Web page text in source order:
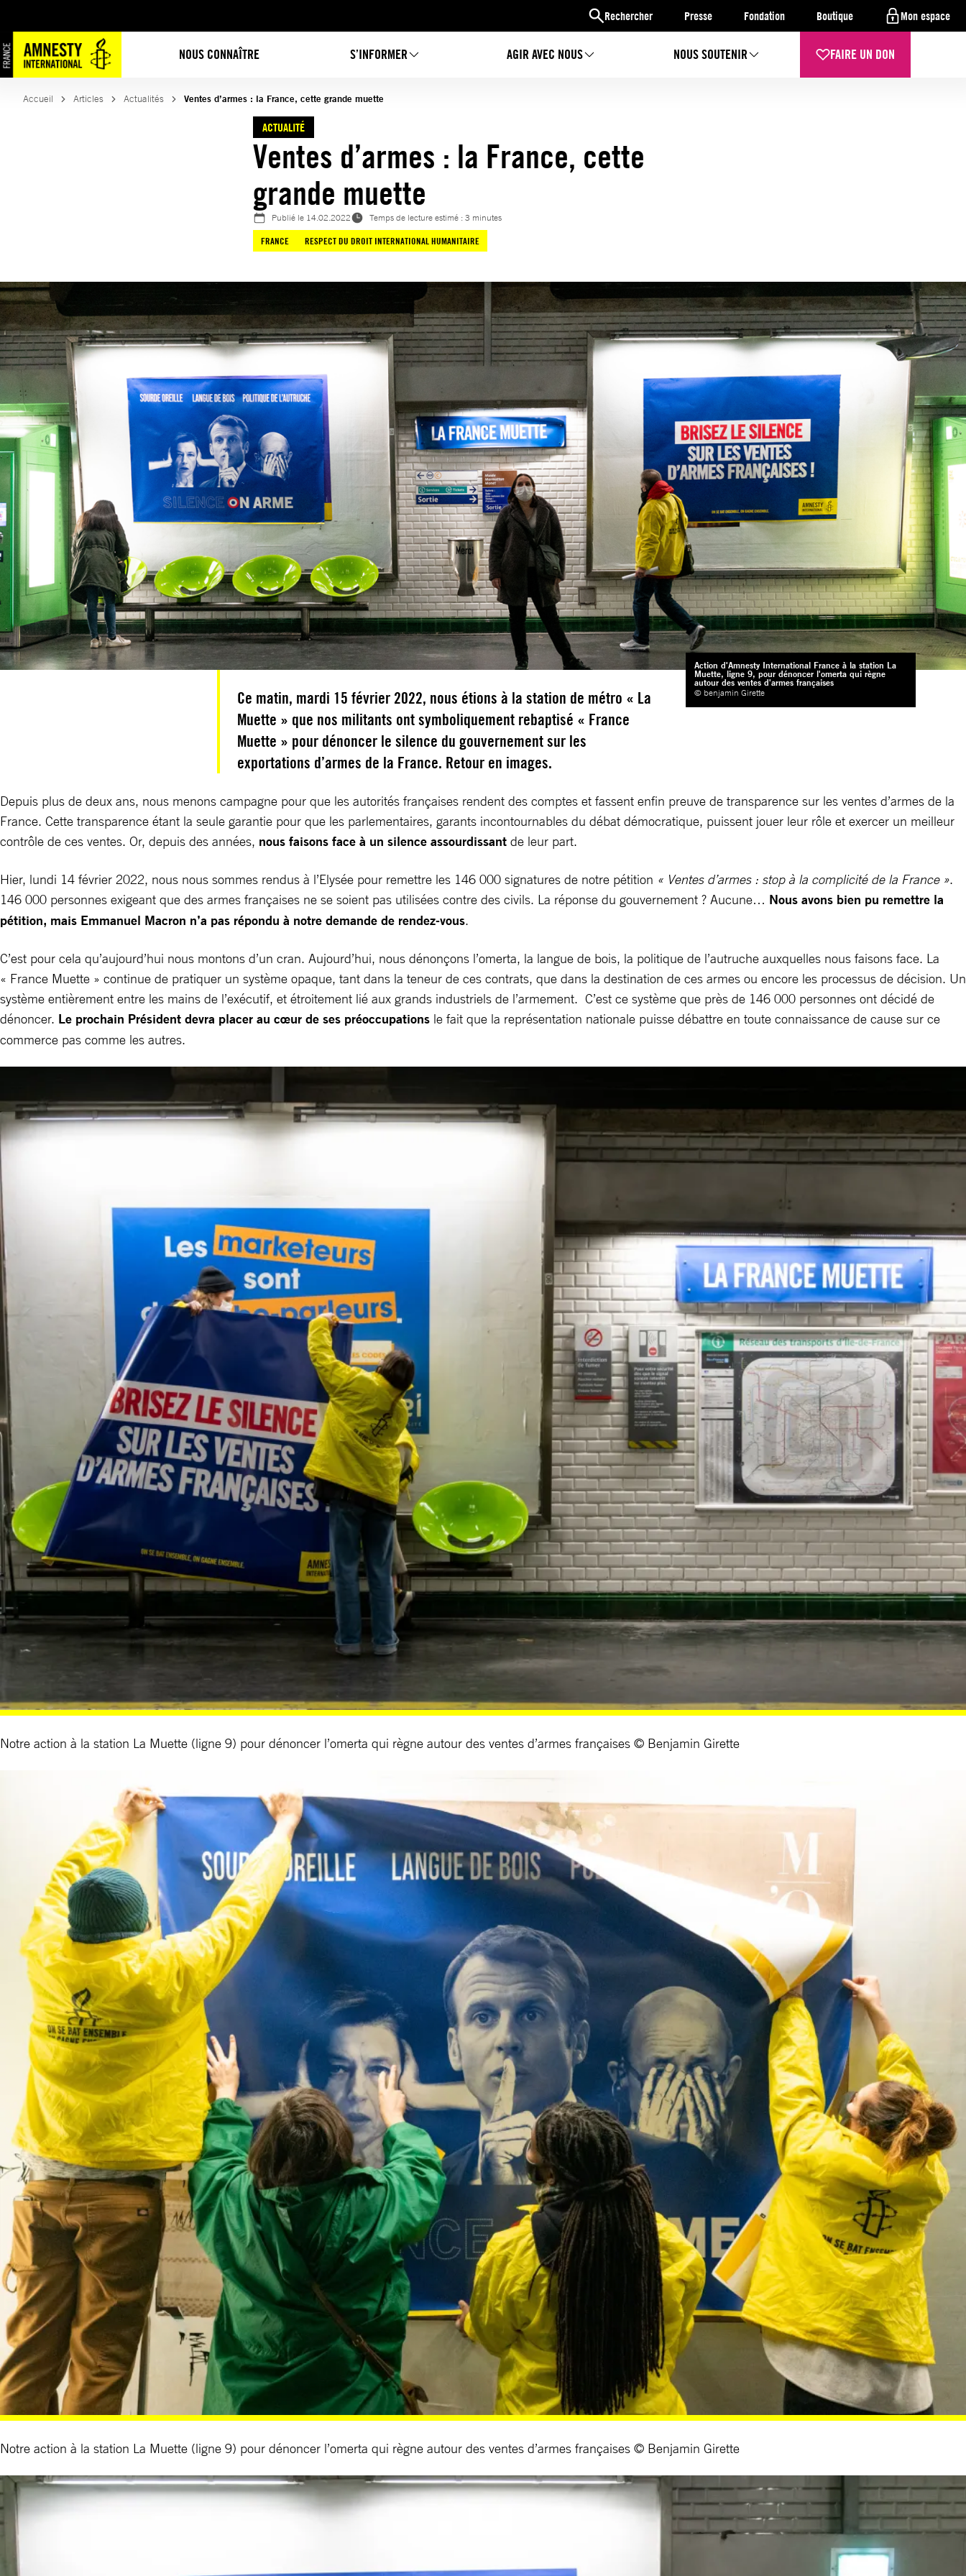
Rechercher Presse Fondation Boutique Mon espace
NOUS CONNAÎTRE S’INFORMER AGIR AVEC NOUS NOUS SOUTENIR FAIRE UN DON
au
contenu
Accueil Articles Actualités Ventes d’armes : la France, cette grande muette
ACTUALITÉ
Ventes d’armes : la France, cette
grande muette
Publié le 14.02.2022
Temps de lecture estimé : 3 minutes
FRANCE
RESPECT DU DROIT INTERNATIONAL HUMANITAIRE
Action d'Amnesty International France à la station La
Muette, ligne 9, pour dénoncer l'omerta qui règne
autour des ventes d'armes françaises
© benjamin Girette
Ce matin, mardi 15 février 2022, nous étions à la station de métro « La
Muette » que nos militants ont symboliquement rebaptisé « France
Muette » pour dénoncer le silence du gouvernement sur les
exportations d’armes de la France. Retour en images.
Depuis plus de deux ans, nous menons campagne pour que les autorités françaises rendent des comptes et fassent enfin preuve de transparence sur les ventes d’armes de la
France. Cette transparence étant la seule garantie pour que les parlementaires, garants incontournables du débat démocratique, puissent jouer leur rôle et exercer un meilleur
contrôle de ces ventes. Or, depuis des années, nous faisons face à un silence assourdissant de leur part.
Hier, lundi 14 février 2022, nous nous sommes rendus à l’Elysée pour remettre les 146 000 signatures de notre pétition « Ventes d’armes : stop à la complicité de la France ».
146 000 personnes exigeant que des armes françaises ne se soient pas utilisées contre des civils. La réponse du gouvernement ? Aucune… Nous avons bien pu remettre la
pétition, mais Emmanuel Macron n’a pas répondu à notre demande de rendez-vous.
C’est pour cela qu’aujourd’hui nous montons d’un cran. Aujourd’hui, nous dénonçons l’omerta, la langue de bois, la politique de l’autruche auxquelles nous faisons face. La
« France Muette » continue de pratiquer un système opaque, tant dans la teneur de ces contrats, que dans la destination de ces armes ou encore les processus de décision. Un
système entièrement entre les mains de l’exécutif, et étroitement lié aux grands industriels de l’armement. C’est ce système que près de 146 000 personnes ont décidé de
dénoncer. Le prochain Président devra placer au cœur de ses préoccupations le fait que la représentation nationale puisse débattre en toute connaissance de cause sur ce
commerce pas comme les autres.
Notre action à la station La Muette (ligne 9) pour dénoncer l’omerta qui règne autour des ventes d’armes françaises © Benjamin Girette
Notre action à la station La Muette (ligne 9) pour dénoncer l’omerta qui règne autour des ventes d’armes françaises © Benjamin Girette